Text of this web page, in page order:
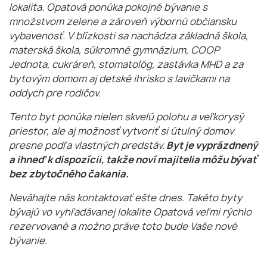
lokalita. Opatová ponúka pokojné bývanie s
množstvom zelene a zároveň výbornú občiansku
vybavenosť. V blízkosti sa nachádza základná škola,
materská škola, súkromné gymnázium, COOP
Jednota, cukráreň, stomatológ, zastávka MHD a za
bytovým domom aj detské ihrisko s lavičkami na
oddych pre rodičov.
Tento byt ponúka nielen skvelú polohu a veľkorysý
priestor, ale aj možnosť vytvoriť si útulný domov
presne podľa vlastných predstáv. Byt je vyprázdnený
a ihneď k dispozícii, takže noví majitelia môžu bývať
bez zbytočného čakania.
Neváhajte nás kontaktovať ešte dnes. Takéto byty
bývajú vo vyhľadávanej lokalite Opatová veľmi rýchlo
rezervované a možno práve toto bude Vaše nové
bývanie.